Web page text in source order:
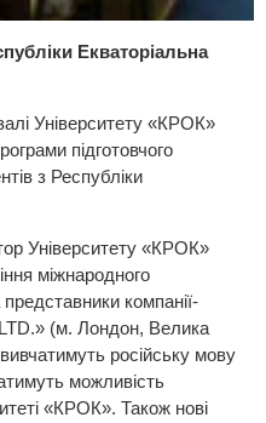
Екваторіальна
Університету «КРОК»
підготовчого
з Республіки
Університету «КРОК»
міжнародного
компанії-
(м. Лондон, Велика
російську мову
можливість
«КРОК». Також нові